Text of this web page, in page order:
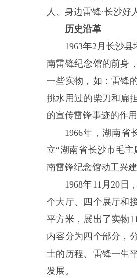
人、身边雷锋·长沙好
历史沿革
1963年2月长沙
南雷锋纪念馆的前身
一些实物，如：雷锋
挑水用过的柴刀和扁
的宣传雷锋事迹的作
1966年，湖南省
立“湖南省长沙市毛
南雷锋纪念馆动工兴建
1968年11月20日
个大厅、四个展厅和
平方米，展出了实物
内容分为四个部分，
士的历程、雷锋一生
发展。